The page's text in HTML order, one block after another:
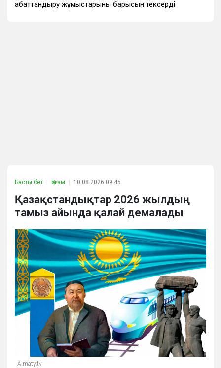
абаттандыру жұмыстарының барысын тексерді
Басты бет Қоғам 10.08.2026 09:45
Қазақстандықтар 2026 жылдың
тамыз айында қалай демалады
Almaty.tv